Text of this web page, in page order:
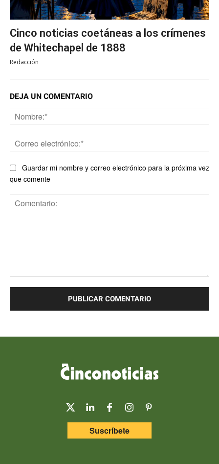
Cinco noticias coetáneas a los crímenes
de Whitechapel de 1888
Redacción
DEJA UN COMENTARIO
Guardar mi nombre y correo electrónico para la próxima vez
que comente
Suscríbete